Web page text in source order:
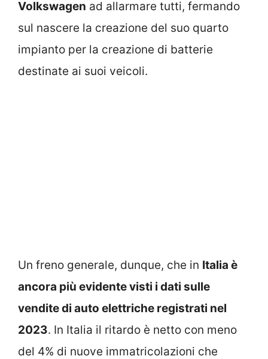
Volkswagen ad allarmare tutti, fermando
sul nascere la creazione del suo quarto
impianto per la creazione di batterie
destinate ai suoi veicoli.
Un freno generale, dunque, che in Italia è
ancora più evidente visti i dati sulle
vendite di auto elettriche registrati nel
2023. In Italia il ritardo è netto con meno
del 4% di nuove immatricolazioni che